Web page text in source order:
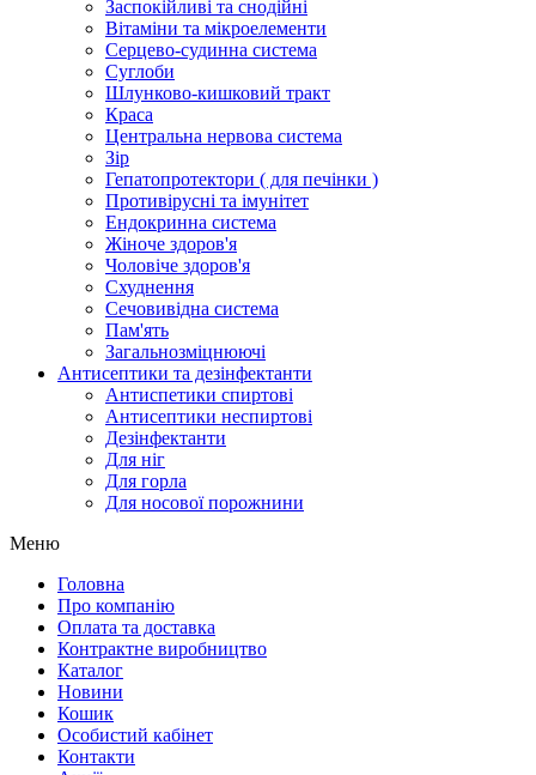
Заспокійливі та снодійні
Вітаміни та мікроелементи
Серцево-судинна система
Суглоби
Шлунково-кишковий тракт
Краса
Центральна нервова система
Зір
Гепатопротектори ( для печінки )
Противірусні та імунітет
Ендокринна система
Жіноче здоров'я
Чоловіче здоров'я
Схуднення
Сечовивідна система
Пам'ять
Загальнозміцнюючі
Антисептики та дезінфектанти
Антиспетики спиртові
Антисептики неспиртові
Дезінфектанти
Для ніг
Для горла
Для носової порожнини
Меню
Головна
Про компанію
Оплата та доставка
Контрактне виробництво
Каталог
Новини
Кошик
Особистий кабінет
Контакти